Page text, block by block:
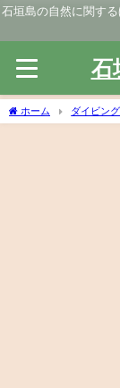
石垣島の自然に関す
石
ホーム ダイビン